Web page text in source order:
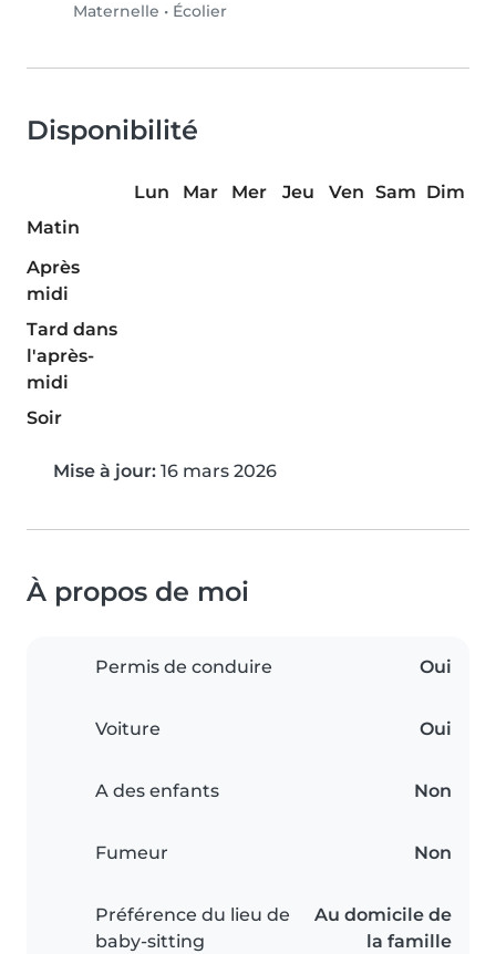
Maternelle • Écolier
Disponibilité
Lun Mar Mer Jeu Ven Sam Dim
Matin
Après
midi
Tard dans
l'après-
midi
Soir
Mise à jour: 16 mars 2026
À propos de moi
Permis de conduire Oui
Voiture Oui
A des enfants Non
Fumeur Non
Préférence du lieu de
baby-sitting
Au domicile de
la famille